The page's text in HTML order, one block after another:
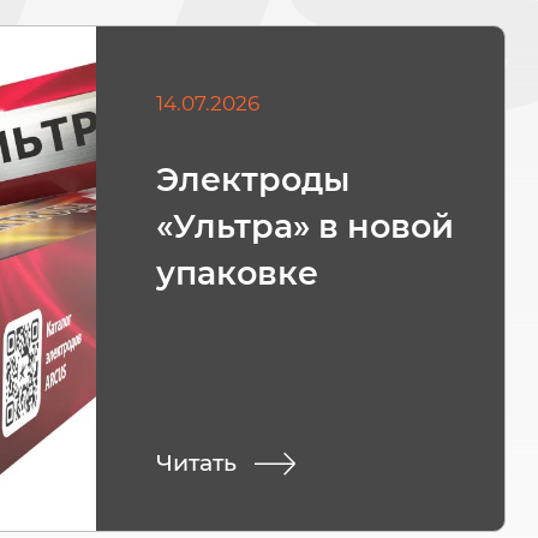
14.07.2026
Электроды
«Ультра» в новой
упаковке
Читать